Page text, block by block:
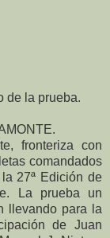
de la prueba.
fronteriza con
comandados
27ª Edición de
La prueba un
llevando para la
de Juan